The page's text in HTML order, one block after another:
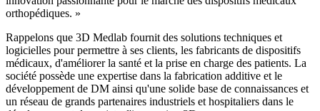
orthopédiques. »
Rappelons que 3D Medlab fournit des solutions techniques et
logicielles pour permettre à ses clients, les fabricants de dispositifs
médicaux, d'améliorer la santé et la prise en charge des patients. La
société possède une expertise dans la fabrication additive et le
développement de DM ainsi qu'une solide base de connaissances et
un réseau de grands partenaires industriels et hospitaliers dans le